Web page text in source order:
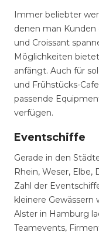
Immer beliebter
denen man
und Croissant
Möglichkeiten
anfängt. Auch für
und Frühstücks-
passende
verfügen.
Eventschiffe
Gerade in den
Rhein, Weser,
Zahl der
kleinere Gewässern
Alster in Hamburg
Teamevents,